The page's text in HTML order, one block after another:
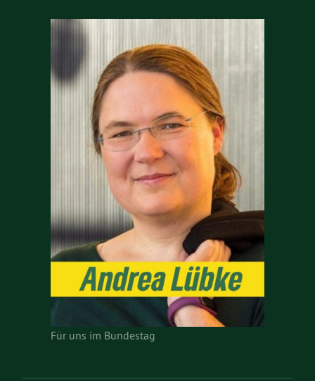
Für uns im Bundestag